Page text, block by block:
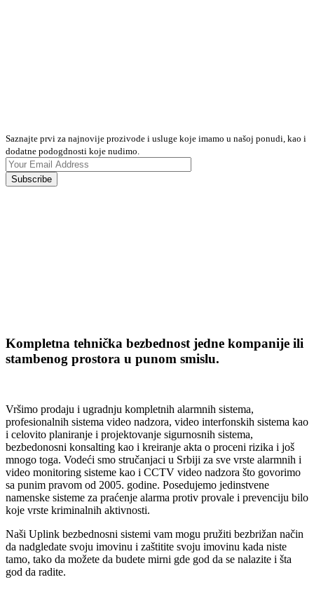
Saznajte prvi za najnovije prozivode i usluge koje imamo u našoj ponudi, kao i
dodatne podogdnosti koje nudimo.
Kompletna tehnička bezbednost jedne kompanije ili
stambenog prostora u punom smislu.
Vršimo prodaju i ugradnju kompletnih alarmnih sistema,
profesionalnih sistema video nadzora, video interfonskih sistema kao
i celovito planiranje i projektovanje sigurnosnih sistema,
bezbedonosni konsalting kao i kreiranje akta o proceni rizika i još
mnogo toga. Vodeći smo stručanjaci u Srbiji za sve vrste alarmnih i
video monitoring sisteme kao i CCTV video nadzora što govorimo
sa punim pravom od 2005. godine. Posedujemo jedinstvene
namenske sisteme za praćenje alarma protiv provale i prevenciju bilo
koje vrste kriminalnih aktivnosti.
Naši Uplink bezbednosni sistemi vam mogu pružiti bezbrižan način
da nadgledate svoju imovinu i zaštitite svoju imovinu kada niste
tamo, tako da možete da budete mirni gde god da se nalazite i šta
god da radite.